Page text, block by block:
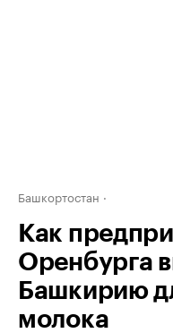
Башкортостан
Как
Оренбурга
Башкирию
молока